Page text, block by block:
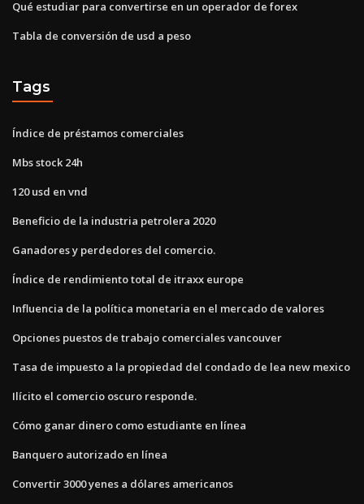
Qué estudiar para convertirse en un operador de forex
Tabla de conversión de usd a peso
Tags
Índice de préstamos comerciales
Mbs stock 24h
120 usd en vnd
Beneficio de la industria petrolera 2020
Ganadores y perdedores del comercio.
Índice de rendimiento total de itraxx europe
Influencia de la política monetaria en el mercado de valores
Opciones puestos de trabajo comerciales vancouver
Tasa de impuesto a la propiedad del condado de lea new mexico
Ilícito el comercio oscuro responde.
Cómo ganar dinero como estudiante en línea
Banquero autorizado en línea
Convertir 3000 yenes a dólares americanos